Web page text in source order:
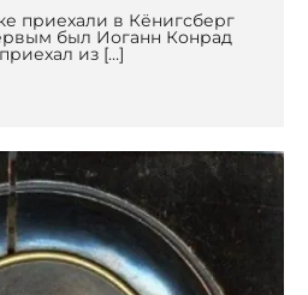
приехали в Кёнигсберг
был Иоганн Конрад
из […]